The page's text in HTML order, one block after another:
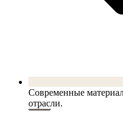
Современные
отрасли.